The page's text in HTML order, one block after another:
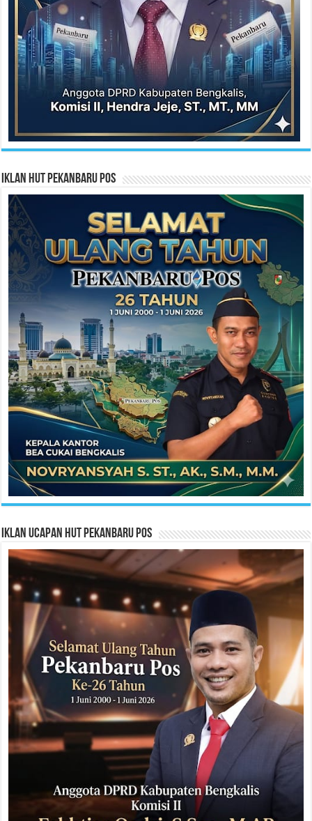
Iklan HUT Pekanbaru Pos
Iklan Ucapan HUT Pekanbaru Pos